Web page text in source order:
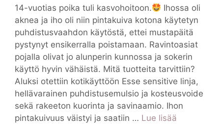
14-vuotias poika tuli kasvohoitoon.
Ihossa oli
aknea ja iho oli niin pintakuiva kotona käytetyn
puhdistusvaahdon käytöstä, ettei mustapäitä
pystynyt ensikerralla poistamaan. Ravintoasiat
pojalla olivat jo alunperin kunnossa ja sokerin
käyttö hyvin vähäistä. Mitä tuotteita tarvittiin?
Aluksi otettiin kotikäyttöön Esse sensitive linja,
hellävarainen puhdistusemulsio ja kosteusvoide
sekä rakeeton kuorinta ja savinaamio. Ihon
pintakuivuus väistyi ja saatiin … Lue lisää